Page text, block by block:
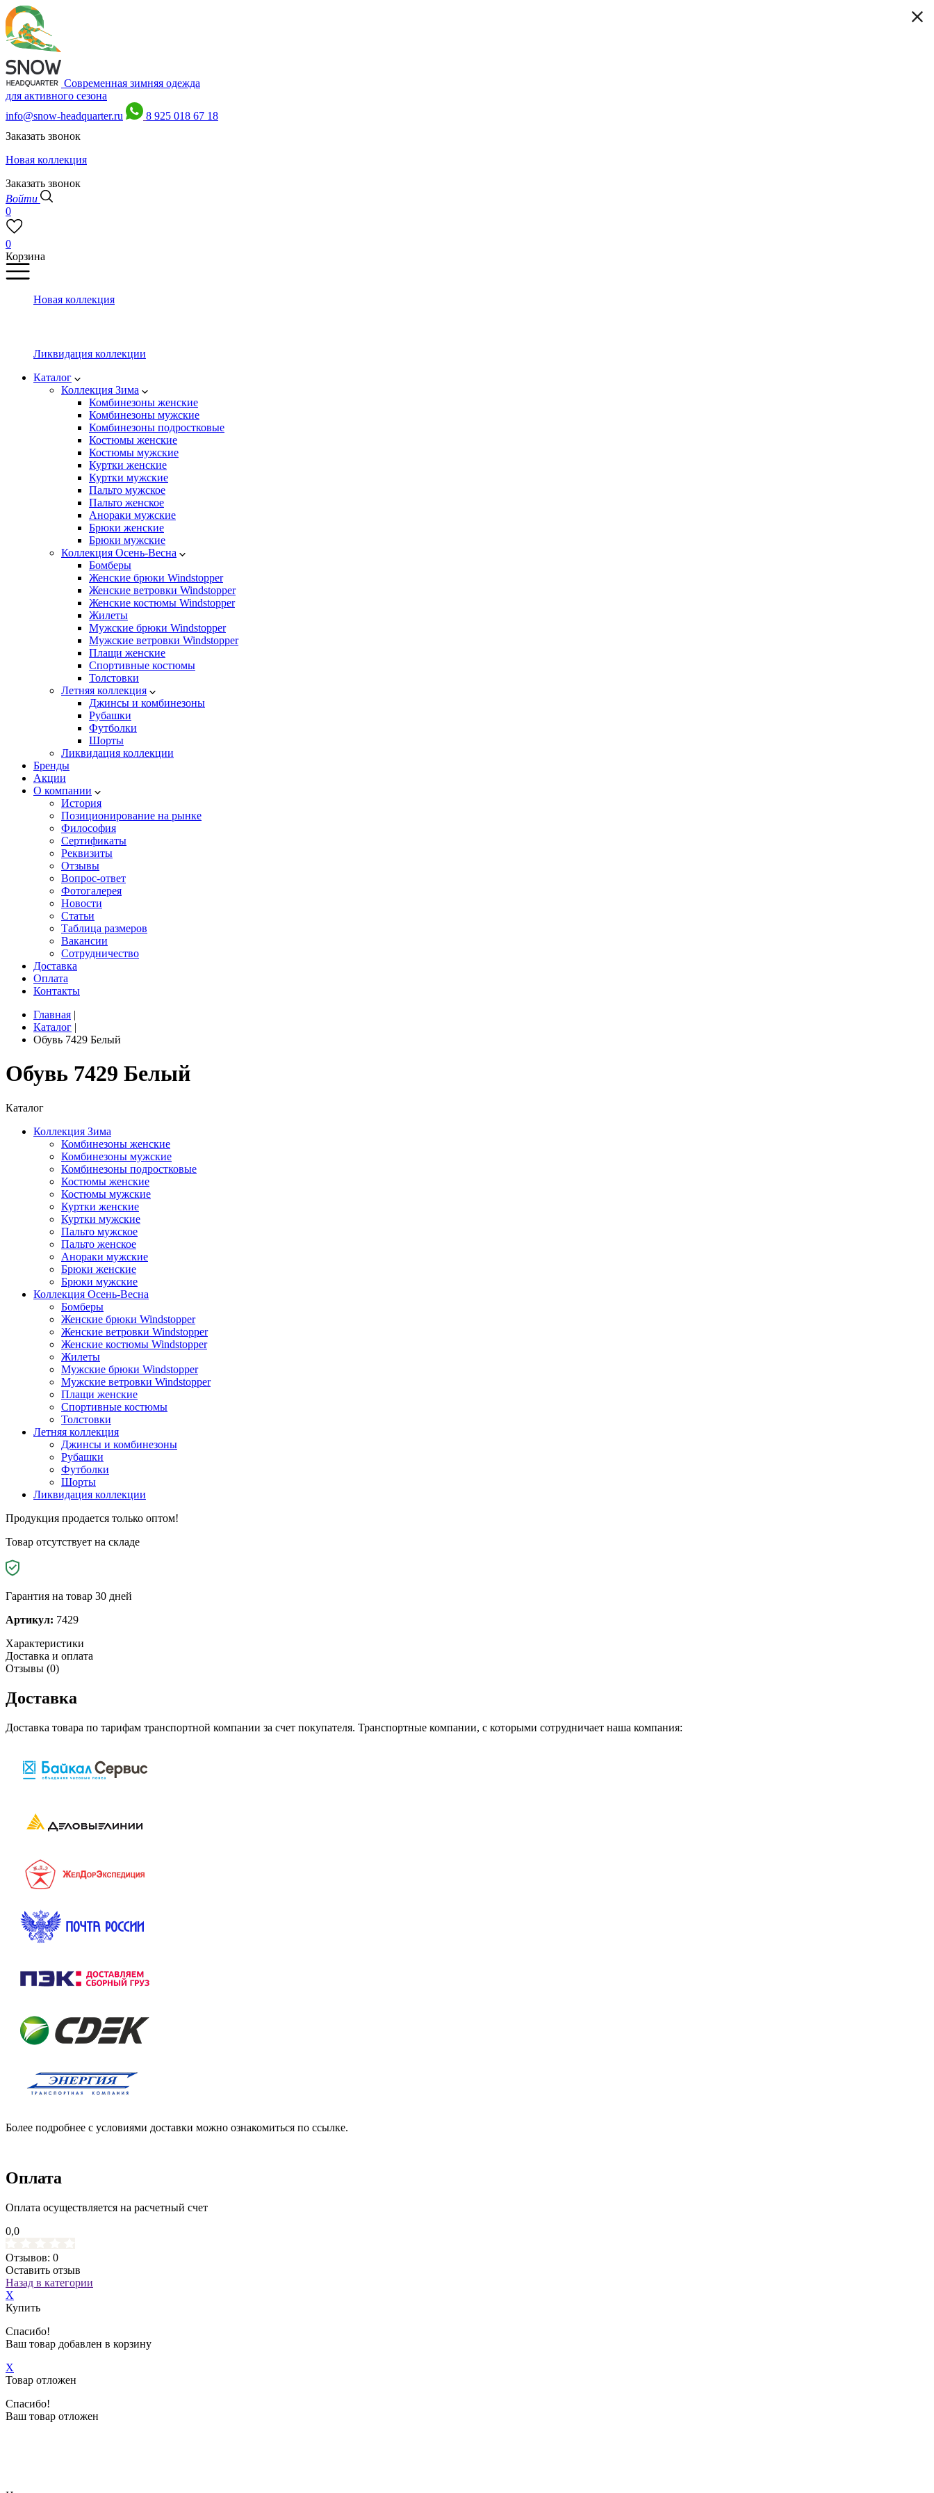
Современная зимняя одежда
для активного сезона
info@snow-headquarter.ru
8 925 018 67 18
Заказать звонок
Новая коллекция
Заказать звонок
Войти
0
0
Корзина
Новая коллекция
Ликвидация коллекции
Каталог
Коллекция Зима
Комбинезоны женские
Комбинезоны мужские
Комбинезоны подростковые
Костюмы женские
Костюмы мужские
Куртки женские
Куртки мужские
Пальто мужское
Пальто женское
Анораки мужские
Брюки женские
Брюки мужские
Коллекция Осень-Весна
Бомберы
Женские брюки Windstopper
Женские ветровки Windstopper
Женские костюмы Windstopper
Жилеты
Мужские брюки Windstopper
Мужские ветровки Windstopper
Плащи женские
Спортивные костюмы
Толстовки
Летняя коллекция
Джинсы и комбинезоны
Рубашки
Футболки
Шорты
Ликвидация коллекции
Бренды
Акции
О компании
История
Позиционирование на рынке
Философия
Сертификаты
Реквизиты
Отзывы
Вопрос-ответ
Фотогалерея
Новости
Статьи
Таблица размеров
Вакансии
Сотрудничество
Доставка
Оплата
Контакты
Главная |
Каталог |
Обувь 7429 Белый
Обувь 7429 Белый
Каталог
Коллекция Зима
Комбинезоны женские
Комбинезоны мужские
Комбинезоны подростковые
Костюмы женские
Костюмы мужские
Куртки женские
Куртки мужские
Пальто мужское
Пальто женское
Анораки мужские
Брюки женские
Брюки мужские
Коллекция Осень-Весна
Бомберы
Женские брюки Windstopper
Женские ветровки Windstopper
Женские костюмы Windstopper
Жилеты
Мужские брюки Windstopper
Мужские ветровки Windstopper
Плащи женские
Спортивные костюмы
Толстовки
Летняя коллекция
Джинсы и комбинезоны
Рубашки
Футболки
Шорты
Ликвидация коллекции
Продукция продается только оптом!
Товар отсутствует на складе
Гарантия на товар 30 дней
Артикул: 7429
Характеристики
Доставка и оплата
Отзывы (0)
Доставка
Доставка товара по тарифам транспортной компании за счет покупателя. Транспортные компании, с которыми сотрудничает наша компания:
Более подробнее с условиями доставки можно ознакомиться по ссылке.
Оплата
Оплата осуществляется на расчетный счет
0,0
Отзывов: 0
Оставить отзыв
Назад в категории
X
Купить
Спасибо!
Ваш товар добавлен в корзину
X
Товар отложен
Спасибо!
Ваш товар отложен